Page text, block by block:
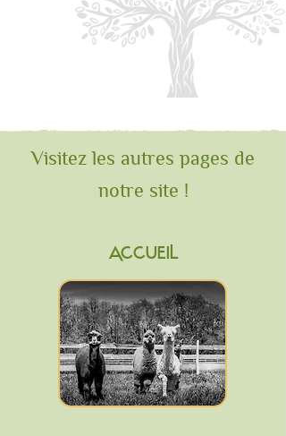
Visitez les autres pages de
notre site !
ACCUEIL